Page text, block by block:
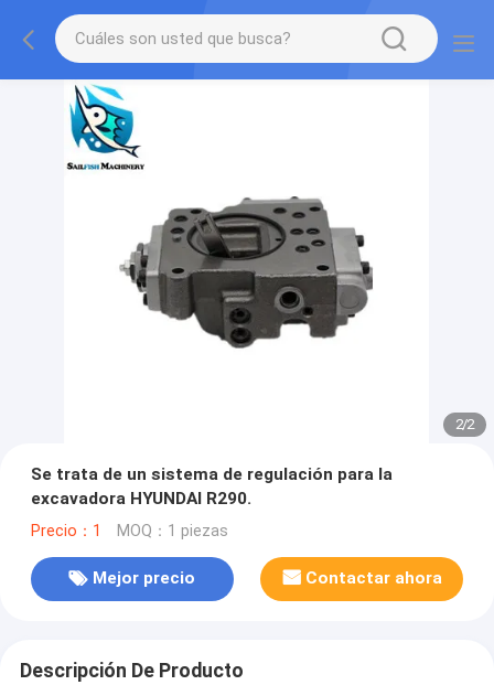
2/2
Se trata de un sistema de regulación para la
excavadora HYUNDAI R290.
Precio：1 MOQ：1 piezas
Mejor precio Contactar ahora
Descripción De Producto